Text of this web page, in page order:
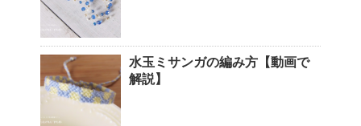
水玉ミサンガの編み方【動画で
解説】